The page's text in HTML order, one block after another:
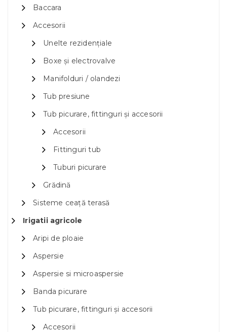
Baccara
Accesorii
Unelte rezidențiale
Boxe și electrovalve
Manifolduri / olandezi
Tub presiune
Tub picurare, fittinguri și accesorii
Accesorii
Fittinguri tub
Tuburi picurare
Grădină
Sisteme ceață terasă
Irigatii agricole
Aripi de ploaie
Aspersie
Aspersie si microaspersie
Banda picurare
Tub picurare, fittinguri și accesorii
Accesorii